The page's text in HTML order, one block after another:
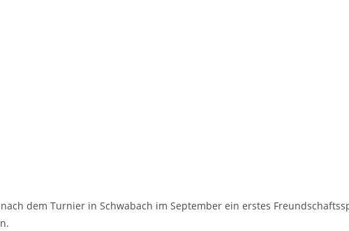
nach dem Tur­nier in Schwa­bach im Sep­tem­ber ein ers­tes